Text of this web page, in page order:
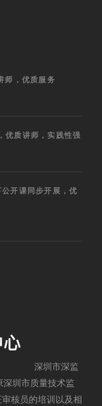
师，优质服务
优质讲师，实践性强
开课同步开展，优
深圳市深监
圳市质量技术监
核员的培训以及相